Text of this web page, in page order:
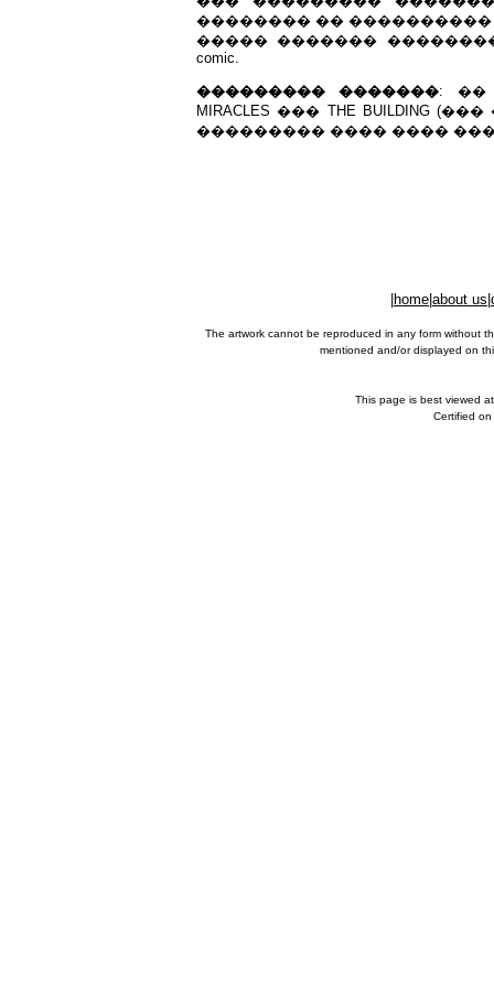
�������� ��
����� ������� ���������
comic.
��������� �������: ��
MIRACLES ��� THE BUILDING
��������� ���� ����
home about us
The artwork cannot be reproduced in any form without
mentioned and/or displayed on
This page is best viewed
Certified on